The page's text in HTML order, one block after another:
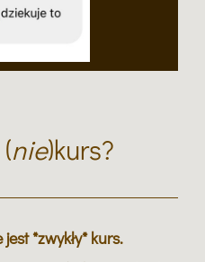
nie)kurs?
*zwykły* kurs.